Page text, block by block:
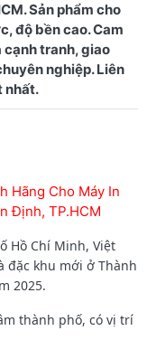
Sản phẩm cho
độ bền cao. Cam
cạnh tranh, giao
nghiệp. Liên
Hãng Cho Máy In
Định, TP.HCM
Hồ Chí Minh, Việt
đặc khu mới ở Thành
2025.
thành phố, có vị trí